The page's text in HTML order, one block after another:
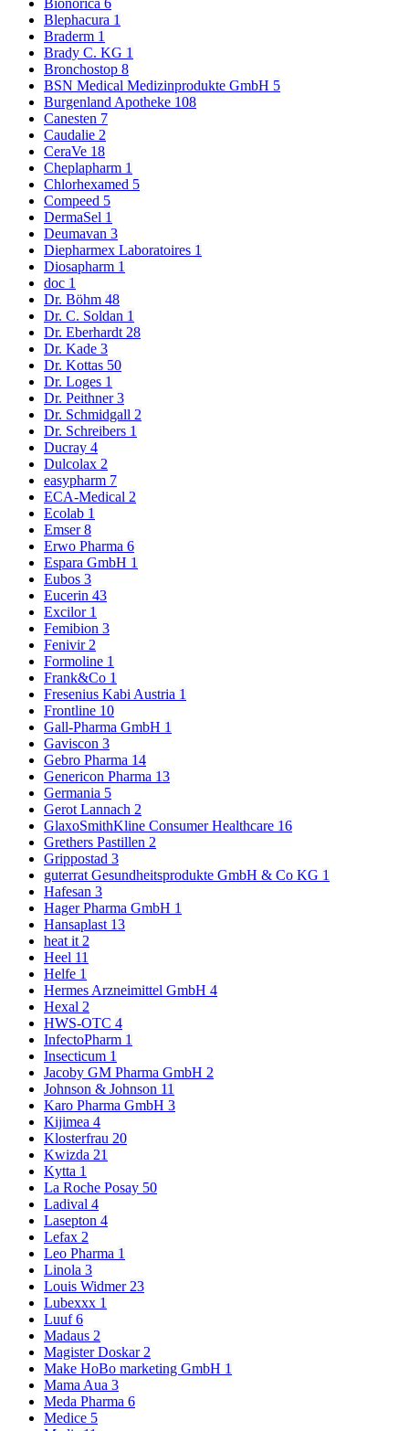
Bionorica 6
Blephacura 1
Braderm 1
Brady C. KG 1
Bronchostop 8
BSN Medical Medizinprodukte GmbH 5
Burgenland Apotheke 108
Canesten 7
Caudalie 2
CeraVe 18
Cheplapharm 1
Chlorhexamed 5
Compeed 5
DermaSel 1
Deumavan 3
Diepharmex Laboratoires 1
Diosapharm 1
doc 1
Dr. Böhm 48
Dr. C. Soldan 1
Dr. Eberhardt 28
Dr. Kade 3
Dr. Kottas 50
Dr. Loges 1
Dr. Peithner3
Dr. Schmidgall 2
Dr. Schreibers 1
Ducray 4
Dulcolax 2
easypharm 7
ECA-Medical 2
Ecolab 1
Emser8
Erwo Pharma 6
Espara GmbH 1
Eubos 3
Eucerin 43
Excilor 1
Femibion 3
Fenivir 2
Formoline 1
Frank&Co 1
Fresenius Kabi Austria 1
Frontline 10
Gall-Pharma GmbH 1
Gaviscon 3
Gebro Pharma 14
Genericon Pharma 13
Germania 5
Gerot Lannach 2
GlaxoSmithKline Consumer Healthcare 16
Grethers Pastillen 2
Grippostad 3
guterrat Gesundheitsprodukte GmbH & Co KG 1
Hafesan 3
Hager Pharma GmbH 1
Hansaplast 13
heat it 2
Heel 11
Helfe 1
Hermes Arzneimittel GmbH 4
Hexal 2
HWS-OTC 4
InfectoPharm 1
Insecticum 1
Jacoby GM Pharma GmbH 2
Johnson & Johnson 11
Karo Pharma GmbH 3
Kijimea 4
Klosterfrau 20
Kwizda 21
Kytta 1
La Roche Posay 50
Ladival 4
Lasepton 4
Lefax 2
Leo Pharma 1
Linola 3
Louis Widmer 23
Lubexxx 1
Luuf6
Madaus 2
Magister Doskar 2
Make HoBo marketing GmbH 1
Mama Aua 3
Meda Pharma 6
Medice 5